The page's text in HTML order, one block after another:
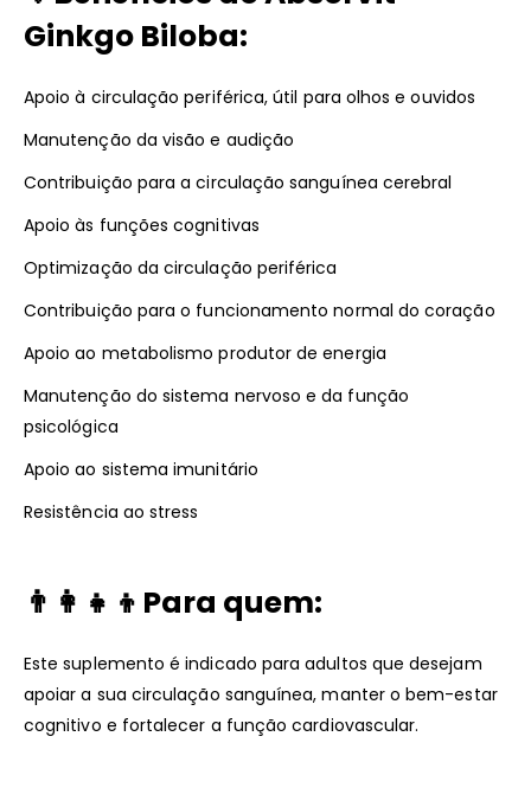
Ginkgo Biloba:
Apoio à circulação periférica, útil para olhos e ouvidos
Manutenção da visão e audição
Contribuição para a circulação sanguínea cerebral
Apoio às funções cognitivas
Optimização da circulação periférica
Contribuição para o funcionamento normal do coração
Apoio ao metabolismo produtor de energia
Manutenção do sistema nervoso e da função
psicológica
Apoio ao sistema imunitário
Resistência ao stress
👨‍👩‍👧‍👦Para quem:
Este suplemento é indicado para adultos que desejam
apoiar a sua circulação sanguínea, manter o bem-estar
cognitivo e fortalecer a função cardiovascular.